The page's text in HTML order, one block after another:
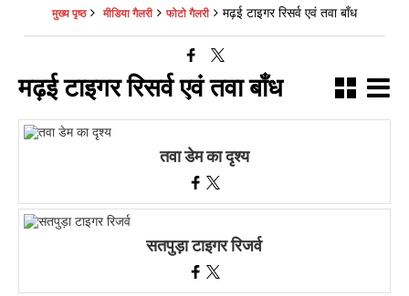
मुख्य पृष्ठ मीडिया गैलरी फोटो गैलरी मढ़ई टाइगर रिसर्व एवं तवा बाँध
मढ़ई टाइगर रिसर्व एवं तवा बाँध
तवा डेम का दृश्य
सतपुड़ा टाइगर रिजर्व